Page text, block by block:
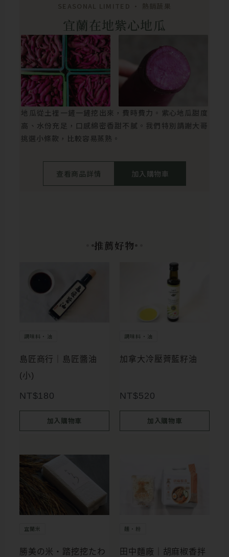
SEASONAL LIMITED • 熱銷蔬果
宜蘭在地紫心地瓜
地瓜從土裡一鏟一鏟挖出來，費時費力。紫心地瓜甜度
高、水份充足，口感綿密香甜不膩。我們特別請謝大哥
挑選小條款，比較容易蒸熟。
查看商品詳情 加入購物車
推薦好物
調味料・油
島匠商行｜島匠醬油
(小)
NT$180
加入購物車
調味料・油
加拿大冷壓薺藍籽油
NT$520
加入購物車
宜蘭米
勝美の米・踏挖挖たわ
麵・粉
田中麵廠｜胡麻椒香拌